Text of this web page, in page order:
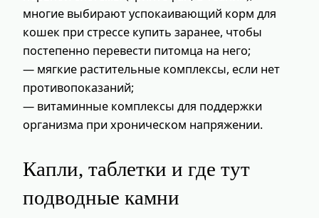
многие выбирают успокаивающий корм для
кошек при стрессе купить заранее, чтобы
постепенно перевести питомца на него;
— мягкие растительные комплексы, если нет
противопоказаний;
— витаминные комплексы для поддержки
организма при хроническом напряжении.
Капли, таблетки и где тут
подводные камни